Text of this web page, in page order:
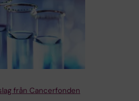
från Cancerfonden